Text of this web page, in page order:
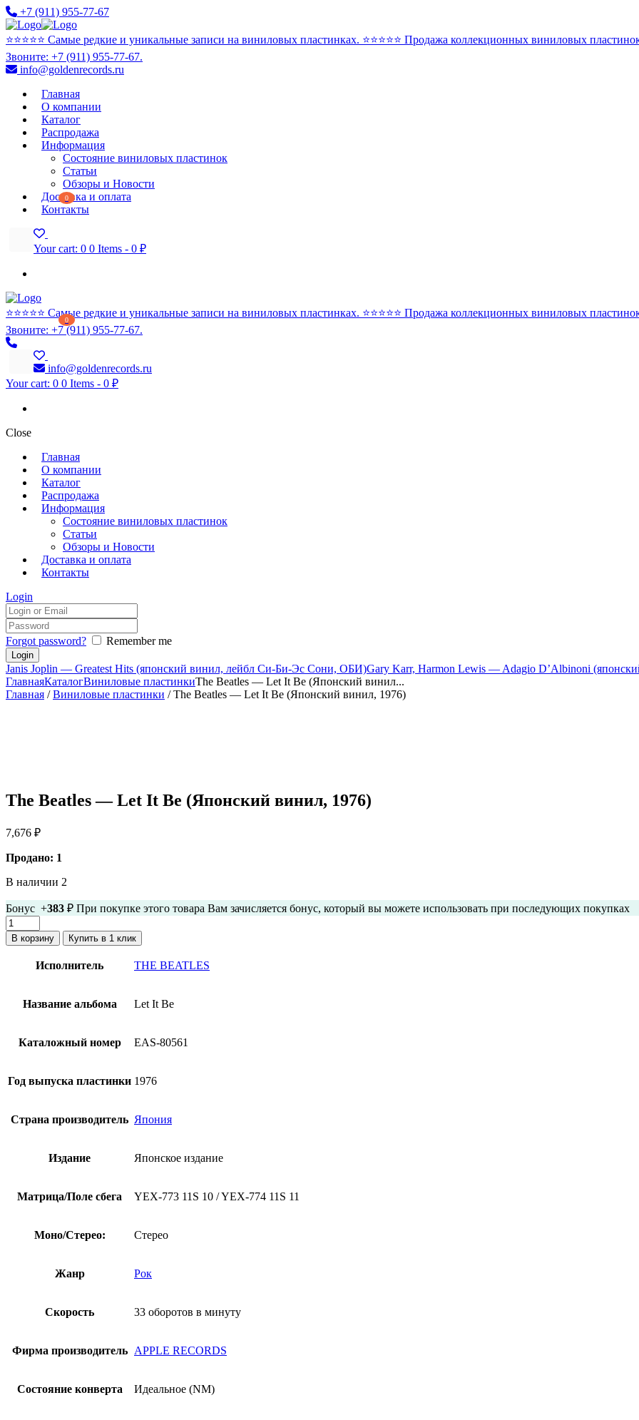
+7 (911) 955-77-67
⭐️⭐️⭐️⭐️⭐️ Самые редкие и уникальные записи на виниловых пластинках. ⭐️⭐️⭐️⭐️⭐️ Продажа коллекционных виниловых
Звоните: +7 (911) 955-77-67.
info@goldenrecords.ru
Главная
О компании
Каталог
Распродажа
Информация
Состояние виниловых пластинок
Статьи
Обзоры и Новости
Доставка и оплата
Контакты
0
Your cart: 0 0 Items - 0 ₽
⭐️⭐️⭐️⭐️⭐️ Самые редкие и уникальные записи на виниловых пластинках. ⭐️⭐️⭐️⭐️⭐️ Продажа коллекционных виниловых
Звоните: +7 (911) 955-77-67.
0
info@goldenrecords.ru
Your cart: 0 0 Items - 0 ₽
Close
Главная
О компании
Каталог
Распродажа
Информация
Состояние виниловых пластинок
Статьи
Обзоры и Новости
Доставка и оплата
Контакты
Login
Forgot password? Remember me
Janis Joplin — Greatest Hits (японский винил, лейбл Си-Би-Эс Сони, ОБИ)Gary Karr, Harmon Lewis — Adagio D’Albinoni
ГлавнаяКаталогВиниловые пластинкиThe Beatles — Let It Be (Японский винил...
Главная /Виниловые пластинки / The Beatles — Let It Be (Японский винил, 1976)
The Beatles — Let It Be (Японский винил, 1976)
7,676 ₽
Продано: 1
В наличии 2
Бонус +383 ₽ При покупке этого товара Вам зачисляется бонус, который вы можете использовать при последующих покупках
Количество
товара
The
Beatles
винил,
1976)
В корзину Купить в 1 клик
Исполнитель THE BEATLES
Название альбома Let It Be
Каталожный номер EAS-80561
Год выпуска пластинки 1976
Страна производитель Япония
Издание Японское издание
Матрица/Поле сбега YEX-773 11S 10 / YEX-774 11S 11
Моно/Стерео: Стерео
Жанр Рок
Скорость 33 оборотов в минуту
Фирма производитель APPLE RECORDS
Состояние конверта Идеальное (NM)